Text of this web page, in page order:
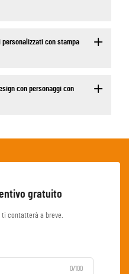
personalizzati con stampa
con personaggi con
gratuito
ti contatterà a breve.
0/100